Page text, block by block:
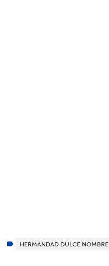
HERMANDAD DULCE NOMBRE